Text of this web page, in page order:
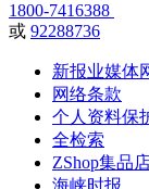
1800-7416388
或 92288736
新报业媒体
网络条款
个人资料保
全检索
ZShop集品